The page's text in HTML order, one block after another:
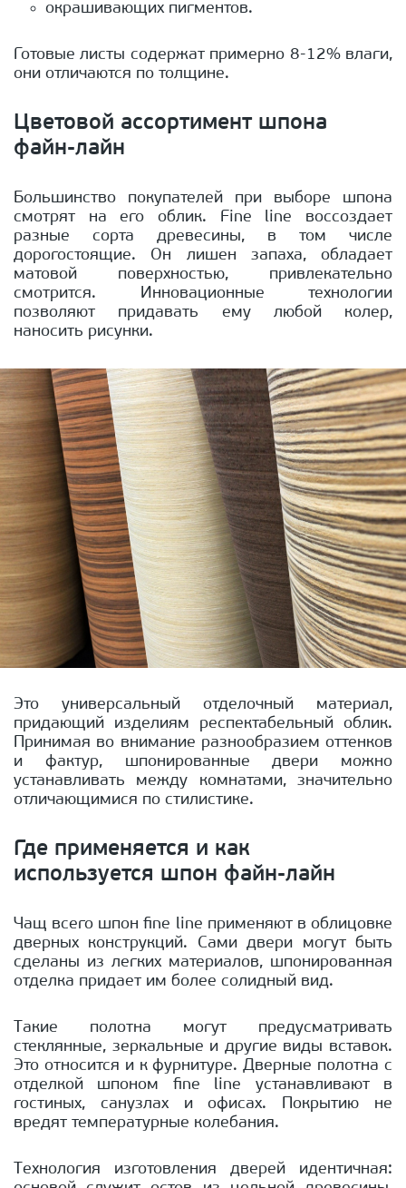
окрашивающих пигментов.
Готовые листы содержат примерно 8-12% влаги,
они отличаются по толщине.
Цветовой ассортимент шпона
файн-лайн
Большинство покупателей при выборе шпона
смотрят на его облик. Fine line воссоздает
разные сорта древесины, в том числе
дорогостоящие. Он лишен запаха, обладает
матовой поверхностью, привлекательно
смотрится. Инновационные технологии
позволяют придавать ему любой колер,
наносить рисунки.
Это универсальный отделочный материал,
придающий изделиям респектабельный облик.
Принимая во внимание разнообразием оттенков
и фактур, шпонированные двери можно
устанавливать между комнатами, значительно
отличающимися по стилистике.
Где применяется и как
используется шпон файн-лайн
Чащ всего шпон fine line применяют в облицовке
дверных конструкций. Сами двери могут быть
сделаны из легких материалов, шпонированная
отделка придает им более солидный вид.
Такие полотна могут предусматривать
стеклянные, зеркальные и другие виды вставок.
Это относится и к фурнитуре. Дверные полотна с
отделкой шпоном fine line устанавливают в
гостиных, санузлах и офисах. Покрытию не
вредят температурные колебания.
Технология изготовления дверей идентичная: